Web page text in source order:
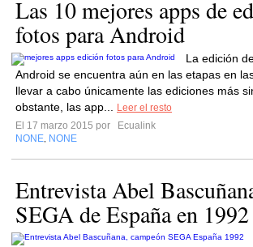
Las 10 mejores apps de
fotos para Android
La edición
Android se encuentra aún en las etapas en
llevar a cabo únicamente las ediciones más
obstante, las app...
Leer el resto
El 17 marzo 2015 por
Ecualink
NONE NONE
Entrevista Abel
SEGA de España en 1992